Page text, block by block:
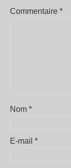
Commentaire *
Nom *
E-mail *